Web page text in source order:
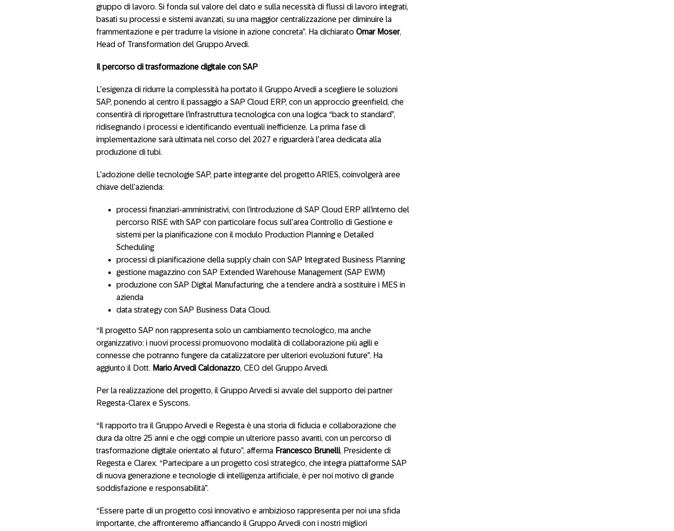
gruppo di lavoro. Si fonda sul valore del dato e sulla necessità di flussi di lavoro integrati,
basati su processi e sistemi avanzati, su una maggior centralizzazione per diminuire la
frammentazione e per tradurre la visione in azione concreta”. Ha dichiarato Omar Moser,
Head of Transformation del Gruppo Arvedi.
Il percorso di trasformazione digitale con SAP
L’esigenza di ridurre la complessità ha portato il Gruppo Arvedi a scegliere le soluzioni
SAP, ponendo al centro il passaggio a SAP Cloud ERP, con un approccio greenfield, che
consentirà di riprogettare l’infrastruttura tecnologica con una logica “back to standard”,
ridisegnando i processi e identificando eventuali inefficienze. La prima fase di
implementazione sarà ultimata nel corso del 2027 e riguarderà l’area dedicata alla
produzione di tubi.
L’adozione delle tecnologie SAP, parte integrante del progetto ARIES, coinvolgerà aree
chiave dell’azienda:
processi finanziari-amministrativi, con l’introduzione di SAP Cloud ERP all’interno del
percorso RISE with SAP con particolare focus sull’area Controllo di Gestione e
sistemi per la pianificazione con il modulo Production Planning e Detailed
Scheduling
processi di pianificazione della supply chain con SAP Integrated Business Planning
gestione magazzino con SAP Extended Warehouse Management (SAP EWM)
produzione con SAP Digital Manufacturing, che a tendere andrà a sostituire i MES in
azienda
data strategy con SAP Business Data Cloud.
“Il progetto SAP non rappresenta solo un cambiamento tecnologico, ma anche
organizzativo: i nuovi processi promuovono modalità di collaborazione più agili e
connesse che potranno fungere da catalizzatore per ulteriori evoluzioni future”. Ha
aggiunto il Dott. Mario Arvedi Caldonazzo, CEO del Gruppo Arvedi.
Per la realizzazione del progetto, il Gruppo Arvedi si avvale del supporto dei partner
Regesta-Clarex e Syscons.
“Il rapporto tra il Gruppo Arvedi e Regesta è una storia di fiducia e collaborazione che
dura da oltre 25 anni e che oggi compie un ulteriore passo avanti, con un percorso di
trasformazione digitale orientato al futuro”, afferma Francesco Brunelli, Presidente di
Regesta e Clarex. “Partecipare a un progetto così strategico, che integra piattaforme SAP
di nuova generazione e tecnologie di intelligenza artificiale, è per noi motivo di grande
soddisfazione e responsabilità”.
“Essere parte di un progetto così innovativo e ambizioso rappresenta per noi una sfida
importante, che affronteremo affiancando il Gruppo Arvedi con i nostri migliori